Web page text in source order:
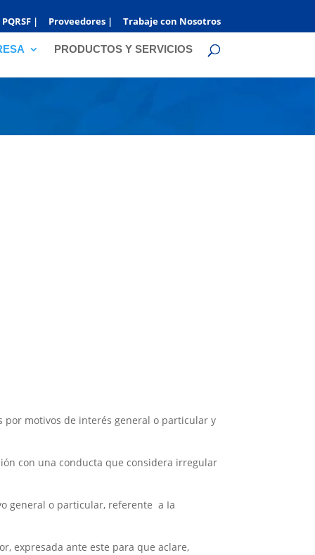
PQRSF | Proveedores | Trabaje con Nosotros
PRODUCTOS Y SERVICIOS
motivos de interés general o particular y
con una conducta que considera irregular
general o particular, referente a Ia
expresada ante este para que aclare,